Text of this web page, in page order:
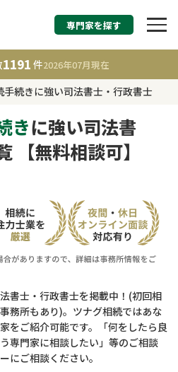
相続税申告・相続手
す
東京都
事務所 1191
件
相談内容で探す
遺言書作成・遺言執行
相続登記
遺留分侵害額請求
相続手続き
費用相場
コラム
相続手続き
遺言
専門家を探す
1191 件2026年07月現在
手続きに強い司法書士・行政書士
きに強い司法書
【無料相談可】
書士・行政書士を掲載中！(初回相
務所もあり)。ツナグ相続ではあな
をご紹介可能です。「何をしたら良
専門家に相談したい」等のご相談
にご相談ください。